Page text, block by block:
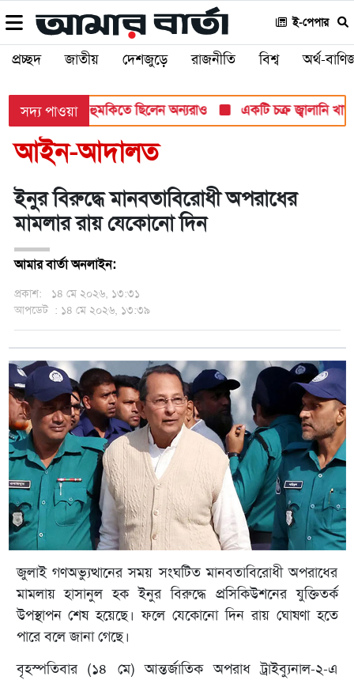
ই-পেপার
প্রচ্ছদ জাতীয় দেশজুড়ে রাজনীতি বিশ্ব অর্থ-
সদ্য পাওয়া
টার্গেট, হুমকিতে ছিলেন অন্যরাও একটি চক্র জ্বালানি খাতকে
আইন-আদালত
ইনুর বিরুদ্ধে মানবতাবিরোধী অপরাধের
মামলার রায় যেকোনো দিন
আমার বার্তা অনলাইন:
প্রকাশ:
১৪ মে ২০২৬, ১৩:৩১
আপডেট : ১৪ মে ২০২৬, ১৩:৩৯
জুলাই গণঅভ্যুত্থানের সময় সংঘটিত মানবতাবিরোধী অপরাধের
মামলায় হাসানুল হক ইনুর বিরুদ্ধে প্রসিকিউশনের যুক্তিতর্ক
উপস্থাপন শেষ হয়েছে। ফলে যেকোনো দিন রায় ঘোষণা হতে
পারে বলে জানা গেছে।
বৃহস্পতিবার (১৪ মে) আন্তর্জাতিক অপরাধ ট্রাইব্যুনাল-২-এ